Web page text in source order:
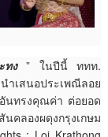
ทง” ในปีนี้ ททท.
ำเสนอประเพณีลอย
นทรงคุณค่า ต่อยอด
คลองผดุงกรุงเกษม